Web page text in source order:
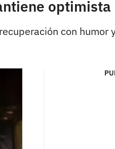
optimista
con humor